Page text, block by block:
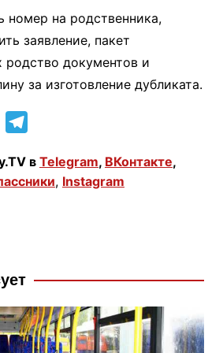
номер на родственника,
заявление, пакет
документов и
за изготовление дубликата.
l
e
m
в Telegram, ВКонтакте,
, Instagram